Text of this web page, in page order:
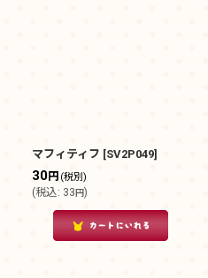
マフィティフ [SV2P049]
30円 (税別)
(税込: 33円)